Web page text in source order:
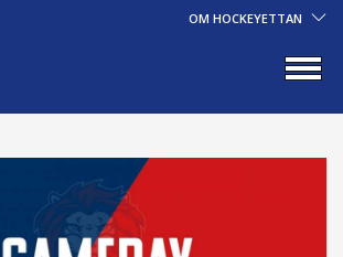
OM HOCKEYETTAN